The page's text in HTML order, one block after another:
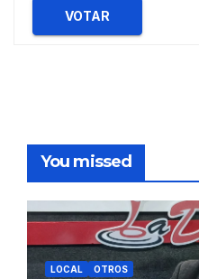
VOTAR
You missed
LOCAL OTROS